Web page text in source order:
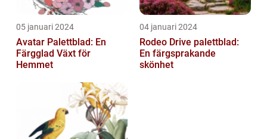
05 januari 2024
Avatar Palettblad: En
Färgglad Växt för
Hemmet
04 januari 2024
Rodeo Drive palettblad:
En färgsprakande
skönhet